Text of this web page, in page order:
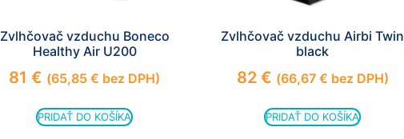
Zvlhčovač vzduchu Boneco
Healthy Air U200
81 € (65,85 € bez DPH)
PRIDAŤ DO KOŠÍKA
Zvlhčovač vzduchu Airbi Twin
black
82 € (66,67 € bez DPH)
PRIDAŤ DO KOŠÍKA